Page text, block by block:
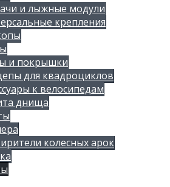
и лыжные модули
крепления
и покрышки
для квадроциклов
к велосипедам
днища
колесных арок